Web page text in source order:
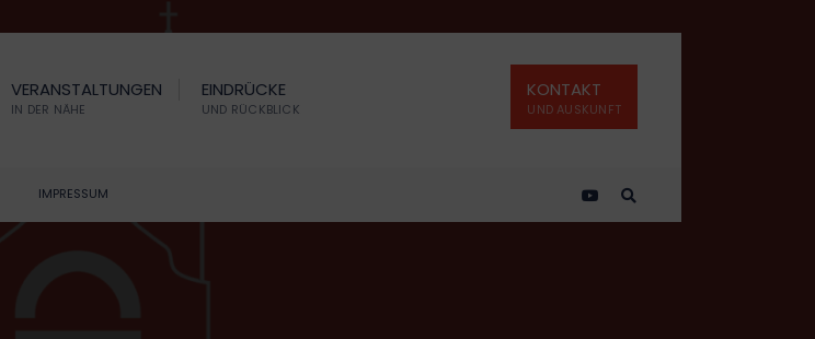
VERANSTALTUNGEN
IN DER NÄHE
EINDRÜCKE
UND RÜCKBLICK
KONTAKT
UND AUSKUNFT
IMPRESSUM